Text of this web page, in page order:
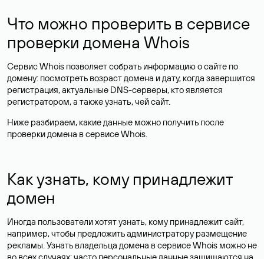
Что можно проверить в сервисе
проверки домена Whois
Сервис Whois позволяет собрать информацию о сайте по
домену: посмотреть возраст домена и дату, когда завершится
регистрация, актуальные DNS-серверы, кто является
регистратором, а также узнать, чей сайт.
Ниже разбираем, какие данные можно получить после
проверки домена в сервисе Whois.
Как узнать, кому принадлежит
домен
Иногда пользователи хотят узнать, кому принадлежит сайт,
например, чтобы предложить администратору размещение
рекламы. Узнать владельца домена в сервисе Whois можно не